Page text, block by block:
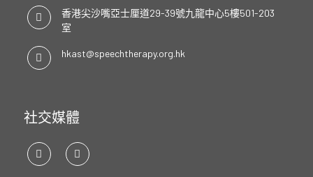
香港尖沙嘴亞士厘道29-39號九龍中心5樓501-203
室
hkast@speechtherapy.org.hk
社交媒體